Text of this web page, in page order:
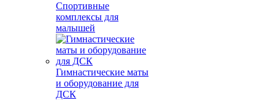
Спортивные
комплексы для
малышей
Гимнастические маты
и оборудование для
ДСК